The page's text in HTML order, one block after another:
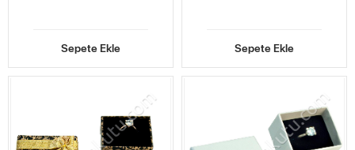
Sepete Ekle Sepete Ekle